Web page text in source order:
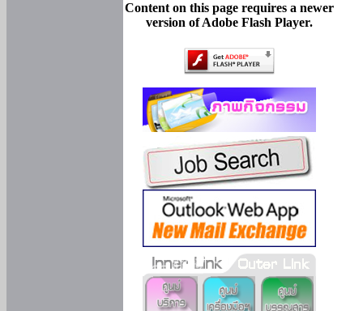
Content on this page requires a newer
version of Adobe Flash Player.